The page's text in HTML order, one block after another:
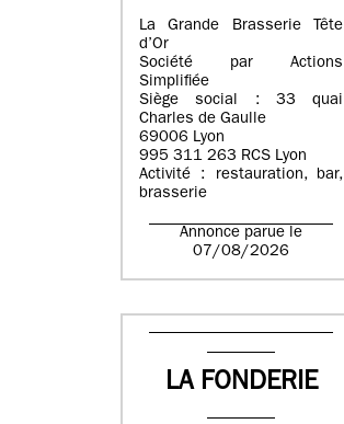
La Grande Brasserie Tête
d’Or
Société par Actions
Simplifiée
Siège social : 33 quai
Charles de Gaulle
69006 Lyon
995 311 263 RCS Lyon
Activité : restauration, bar,
brasserie
Annonce parue le
07/08/2026
LA FONDERIE